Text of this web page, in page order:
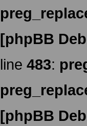
[phpBB
line 483:
[phpBB